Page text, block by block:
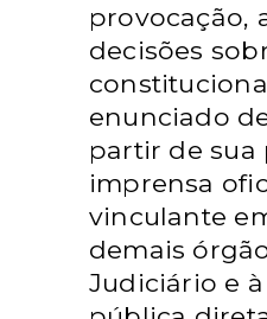
provocação,
decisões
enunciado
partir de sua
imprensa
vinculante
demais
Judiciário e